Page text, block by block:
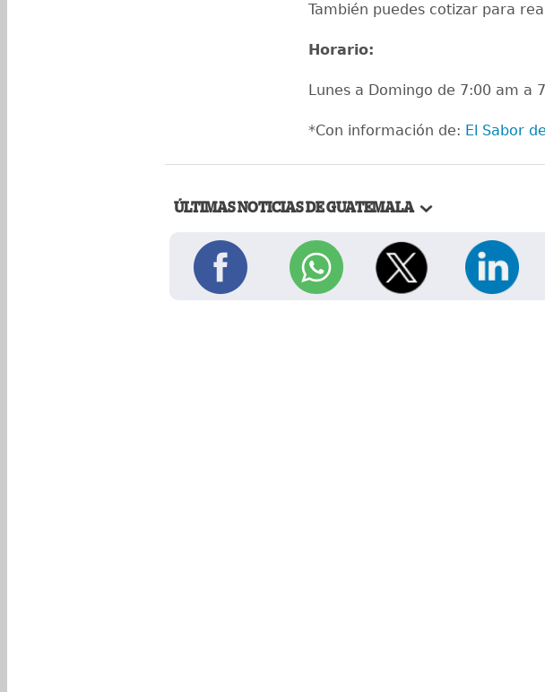
También puedes cotizar para
Horario:
Lunes a Domingo de 7:00 am a
*Con información de: El Sabor
ÚLTIMAS NOTICIAS DE GUATEMALA